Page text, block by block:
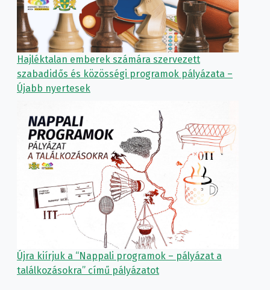
Hajléktalan emberek számára szervezett
szabadidős és közösségi programok pályázata –
Újabb nyertesek
Újra kiírjuk a “Nappali programok – pályázat a
találkozásokra” című pályázatot